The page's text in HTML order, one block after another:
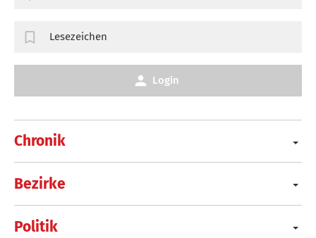
Chronik
Bezirke
Politik
Lesezeichen
Login